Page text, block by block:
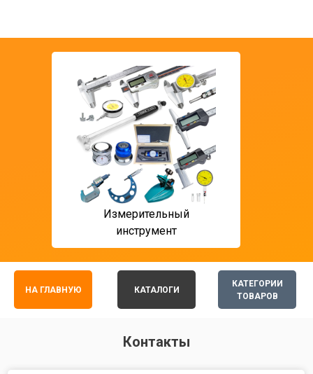
Измерительный
инструмент
КАТЕГОРИИ
ТОВАРОВ
НА ГЛАВНУЮ КАТАЛОГИ
Контакты